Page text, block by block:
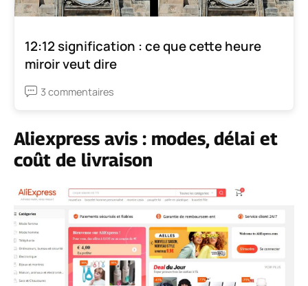
12:12 signification : ce que cette heure
miroir veut dire
3 commentaires
Aliexpress avis : modes, délai et
coût de livraison